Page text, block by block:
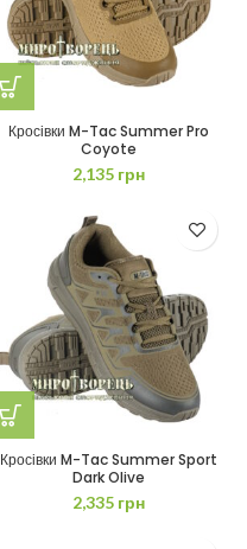
Кросівки M-Tac Summer Pro
Coyote
2,135 грн
Кросівки M-Tac Summer Sport
Dark Olive
2,335 грн